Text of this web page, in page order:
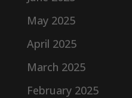
May 2025
April 2025
March 2025
February 2025